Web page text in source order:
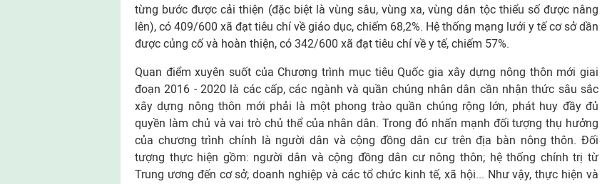
từng bước được cải thiện (đặc biệt là vùng sâu, vùng xa, vùng dân tộc thiểu số được nâng
lên), có 409/600 xã đạt tiêu chí về giáo dục, chiếm 68,2%. Hệ thống mạng lưới y tế cơ sở dần
được củng cố và hoàn thiện, có 342/600 xã đạt tiêu chí về y tế, chiếm 57%.
Quan điểm xuyên suốt của Chương trình mục tiêu Quốc gia xây dựng nông thôn mới giai
đoạn 2016 - 2020 là các cấp, các ngành và quần chúng nhân dân cần nhận thức sâu sắc
xây dựng nông thôn mới phải là một phong trào quần chúng rộng lớn, phát huy đầy đủ
quyền làm chủ và vai trò chủ thể của nhân dân. Trong đó nhấn mạnh đối tượng thụ hưởng
của chương trình chính là người dân và cộng đồng dân cư trên địa bàn nông thôn. Đối
tượng thực hiện gồm: người dân và cộng đồng dân cư nông thôn; hệ thống chính trị từ
Trung ương đến cơ sở; doanh nghiệp và các tổ chức kinh tế, xã hội... Như vậy, thực hiện và